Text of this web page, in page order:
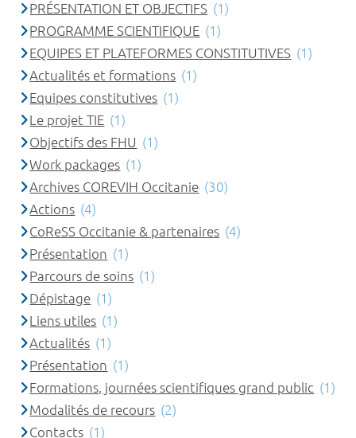
PRÉSENTATION ET OBJECTIFS (1)
PROGRAMME SCIENTIFIQUE (1)
EQUIPES ET PLATEFORMES CONSTITUTIVES (1)
Actualités et formations (1)
Equipes constitutives (1)
Le projet TIE (1)
Objectifs des FHU (1)
Work packages (1)
Archives COREVIH Occitanie (30)
Actions (4)
CoReSS Occitanie & partenaires (4)
Présentation (1)
Parcours de soins (1)
Dépistage (1)
Liens utiles (1)
Actualités (1)
Présentation (1)
Formations, journées scientifiques grand public (1)
Modalités de recours (2)
Contacts (1)